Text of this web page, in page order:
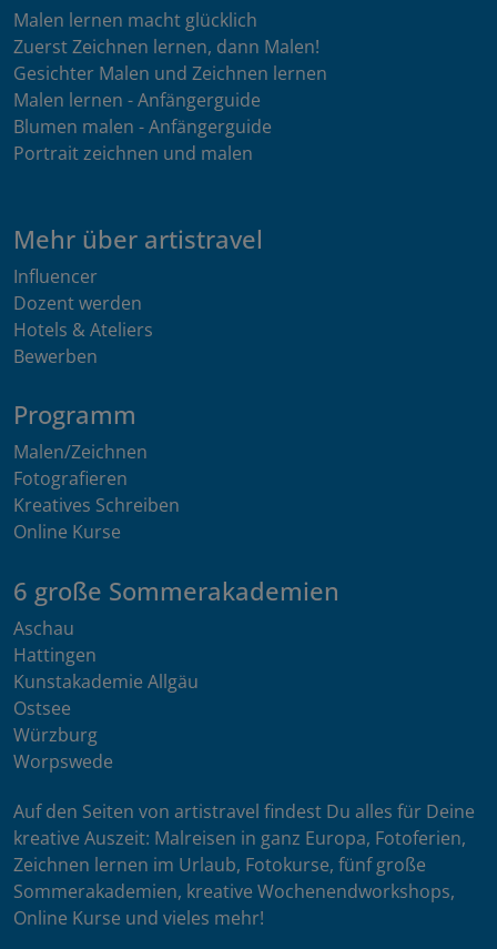
Malen lernen macht glücklich
Zuerst Zeichnen lernen, dann Malen!
Gesichter Malen und Zeichnen lernen
Malen lernen - Anfängerguide
Blumen malen - Anfängerguide
Portrait zeichnen und malen
Mehr über artistravel
Influencer
Dozent werden
Hotels & Ateliers
Bewerben
Programm
Malen/Zeichnen
Fotografieren
Kreatives Schreiben
Online Kurse
6 große Sommerakademien
Aschau
Hattingen
Kunstakademie Allgäu
Ostsee
Würzburg
Worpswede
Auf den Seiten von artistravel findest Du alles für Deine
kreative Auszeit: Malreisen in ganz Europa, Fotoferien,
Zeichnen lernen im Urlaub, Fotokurse, fünf große
Sommerakademien, kreative Wochenendworkshops,
Online Kurse und vieles mehr!